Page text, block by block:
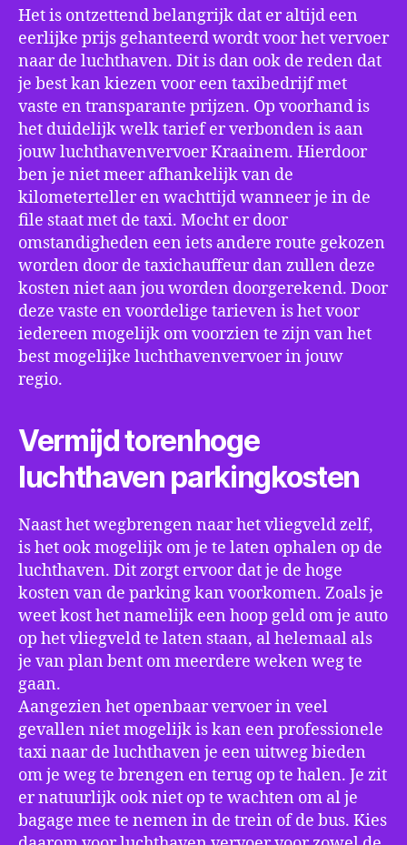
Het is ontzettend belangrijk dat er altijd een
eerlijke prijs gehanteerd wordt voor het vervoer
naar de luchthaven. Dit is dan ook de reden dat
je best kan kiezen voor een taxibedrijf met
vaste en transparante prijzen. Op voorhand is
het duidelijk welk tarief er verbonden is aan
jouw luchthavenvervoer Kraainem. Hierdoor
ben je niet meer afhankelijk van de
kilometerteller en wachttijd wanneer je in de
file staat met de taxi. Mocht er door
omstandigheden een iets andere route gekozen
worden door de taxichauffeur dan zullen deze
kosten niet aan jou worden doorgerekend. Door
deze vaste en voordelige tarieven is het voor
iedereen mogelijk om voorzien te zijn van het
best mogelijke luchthavenvervoer in jouw
regio.
Vermijd torenhoge
luchthaven parkingkosten
Naast het wegbrengen naar het vliegveld zelf,
is het ook mogelijk om je te laten ophalen op de
luchthaven. Dit zorgt ervoor dat je de hoge
kosten van de parking kan voorkomen. Zoals je
weet kost het namelijk een hoop geld om je auto
op het vliegveld te laten staan, al helemaal als
je van plan bent om meerdere weken weg te
gaan.
Aangezien het openbaar vervoer in veel
gevallen niet mogelijk is kan een professionele
taxi naar de luchthaven je een uitweg bieden
om je weg te brengen en terug op te halen. Je zit
er natuurlijk ook niet op te wachten om al je
bagage mee te nemen in de trein of de bus. Kies